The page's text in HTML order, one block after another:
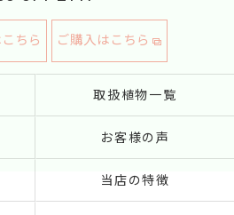
ちら ご購入はこちら
取扱植物一覧
お客様の声
当店の特徴